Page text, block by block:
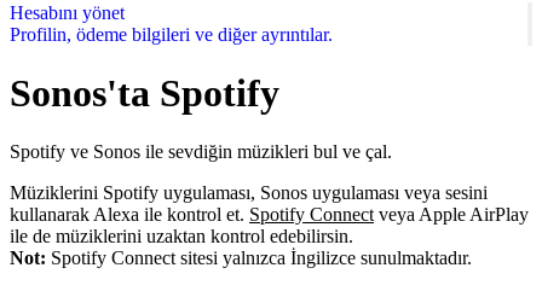
Hesabını yönet
Profilin, ödeme bilgileri ve diğer ayrıntılar.
Sonos'ta Spotify
Spotify ve Sonos ile sevdiğin müzikleri bul ve çal.
Müziklerini Spotify uygulaması, Sonos uygulaması veya sesini
kullanarak Alexa ile kontrol et. Spotify Connect veya Apple AirPlay
ile de müziklerini uzaktan kontrol edebilirsin.
Not: Spotify Connect sitesi yalnızca İngilizce sunulmaktadır.